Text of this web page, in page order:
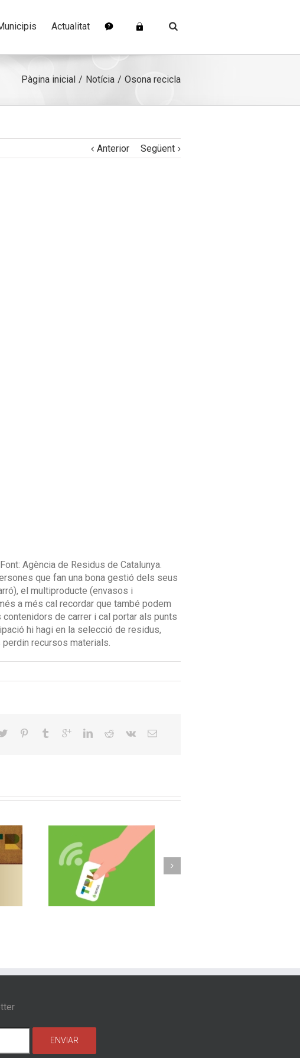
Actualitat
Pàgina inicial Notícia Osona recicla
Anterior Següent
Agència de Residus de Catalunya.
que fan una bona gestió dels seus
el multiproducte (envasos i
a més cal recordar que també podem
contenidors de carrer i cal portar als punts
hi hagi en la selecció de residus,
recursos materials.
de
amb
a
Olost fa un pas més
implantant la
recollida porta a